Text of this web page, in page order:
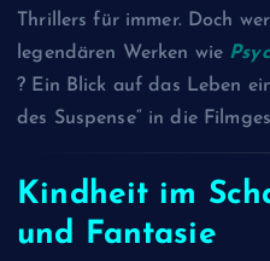
Thrillers für immer. Doch
legendären Werken wie
? Ein Blick auf das Leben
des Suspense“ in die
Kindheit im
und Fantasie